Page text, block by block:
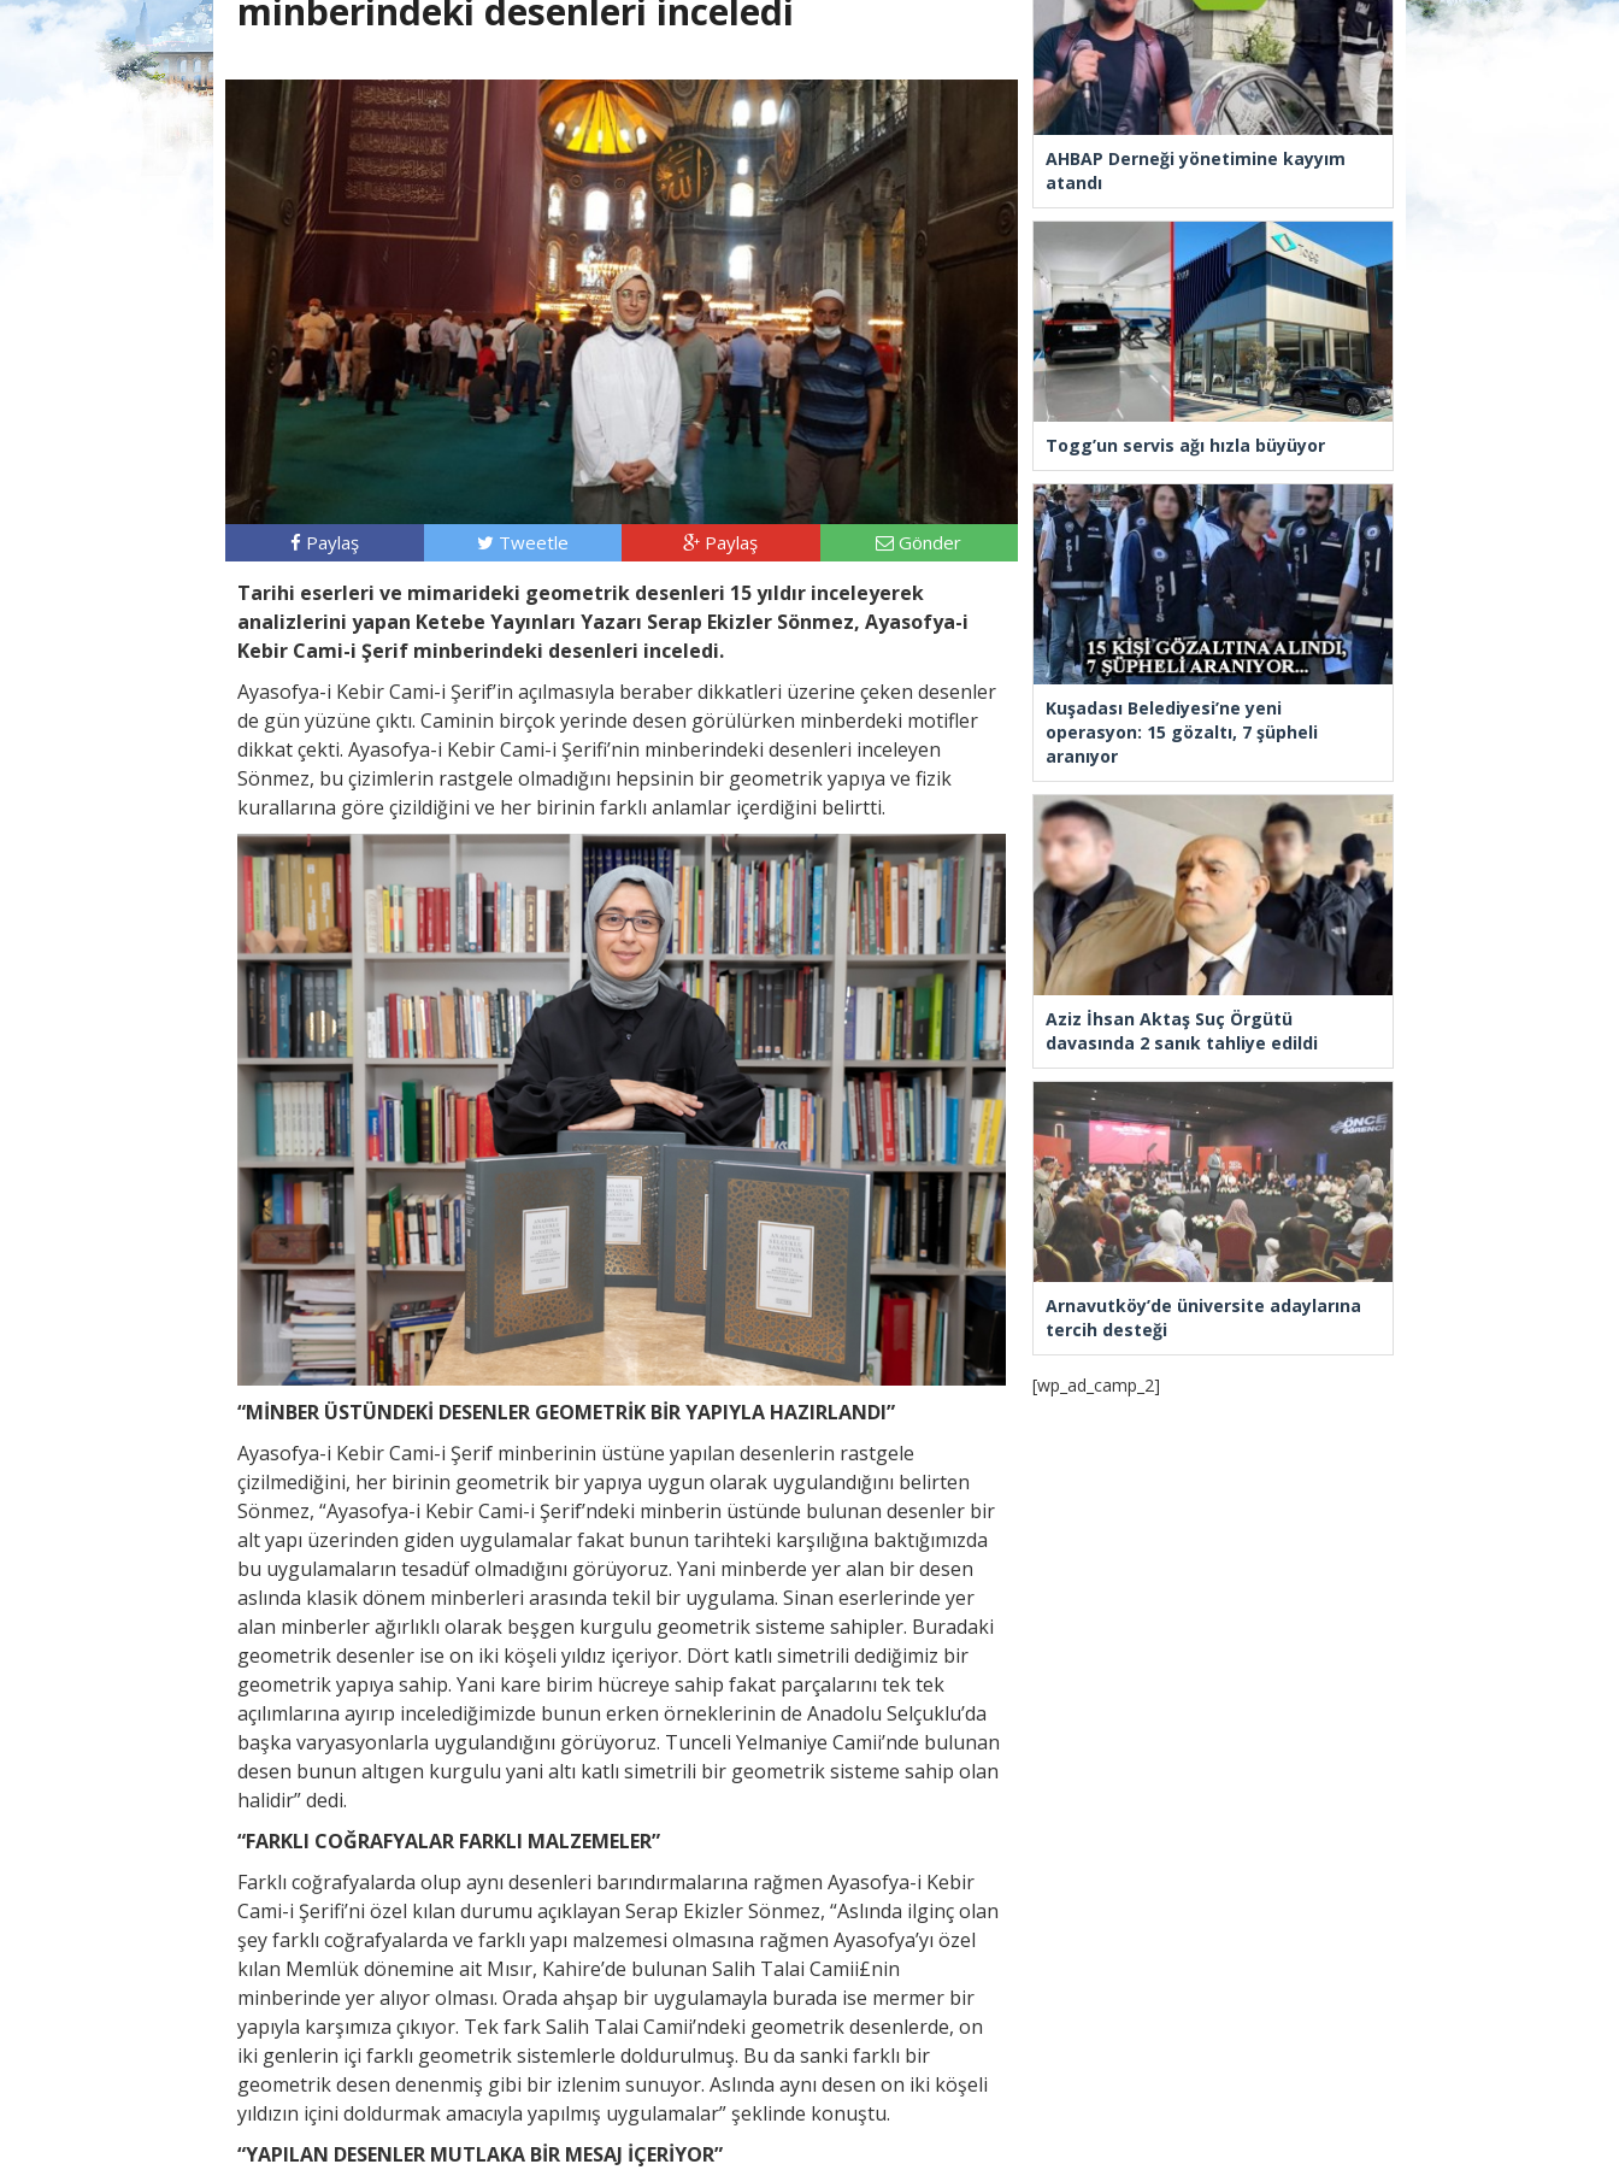
minberindeki desenleri inceledi
Paylaş Tweetle Paylaş Gönder
Tarihi eserleri ve mimarideki geometrik desenleri 15 yıldır inceleyerek
analizlerini yapan Ketebe Yayınları Yazarı Serap Ekizler Sönmez, Ayasofya-i
Kebir Cami-i Şerif minberindeki desenleri inceledi.
Ayasofya-i Kebir Cami-i Şerif’in açılmasıyla beraber dikkatleri üzerine çeken desenler
de gün yüzüne çıktı. Caminin birçok yerinde desen görülürken minberdeki motifler
dikkat çekti. Ayasofya-i Kebir Cami-i Şerifi’nin minberindeki desenleri inceleyen
Sönmez, bu çizimlerin rastgele olmadığını hepsinin bir geometrik yapıya ve fizik
kurallarına göre çizildiğini ve her birinin farklı anlamlar içerdiğini belirtti.
“MİNBER ÜSTÜNDEKİ DESENLER GEOMETRİK BİR YAPIYLA HAZIRLANDI”
Ayasofya-i Kebir Cami-i Şerif minberinin üstüne yapılan desenlerin rastgele
çizilmediğini, her birinin geometrik bir yapıya uygun olarak uygulandığını belirten
Sönmez, “Ayasofya-i Kebir Cami-i Şerif’ndeki minberin üstünde bulunan desenler bir
alt yapı üzerinden giden uygulamalar fakat bunun tarihteki karşılığına baktığımızda
bu uygulamaların tesadüf olmadığını görüyoruz. Yani minberde yer alan bir desen
aslında klasik dönem minberleri arasında tekil bir uygulama. Sinan eserlerinde yer
alan minberler ağırlıklı olarak beşgen kurgulu geometrik sisteme sahipler. Buradaki
geometrik desenler ise on iki köşeli yıldız içeriyor. Dört katlı simetrili dediğimiz bir
geometrik yapıya sahip. Yani kare birim hücreye sahip fakat parçalarını tek tek
açılımlarına ayırıp incelediğimizde bunun erken örneklerinin de Anadolu Selçuklu’da
başka varyasyonlarla uygulandığını görüyoruz. Tunceli Yelmaniye Camii’nde bulunan
desen bunun altıgen kurgulu yani altı katlı simetrili bir geometrik sisteme sahip olan
halidir” dedi.
“FARKLI COĞRAFYALAR FARKLI MALZEMELER”
Farklı coğrafyalarda olup aynı desenleri barındırmalarına rağmen Ayasofya-i Kebir
Cami-i Şerifi’ni özel kılan durumu açıklayan Serap Ekizler Sönmez, “Aslında ilginç olan
şey farklı coğrafyalarda ve farklı yapı malzemesi olmasına rağmen Ayasofya’yı özel
kılan Memlük dönemine ait Mısır, Kahire’de bulunan Salih Talai Camii£nin
minberinde yer alıyor olması. Orada ahşap bir uygulamayla burada ise mermer bir
yapıyla karşımıza çıkıyor. Tek fark Salih Talai Camii’ndeki geometrik desenlerde, on
iki genlerin içi farklı geometrik sistemlerle doldurulmuş. Bu da sanki farklı bir
geometrik desen denenmiş gibi bir izlenim sunuyor. Aslında aynı desen on iki köşeli
yıldızın içini doldurmak amacıyla yapılmış uygulamalar” şeklinde konuştu.
“YAPILAN DESENLER MUTLAKA BİR MESAJ İÇERİYOR”
AHBAP Derneği yönetimine kayyım
atandı
Togg’un servis ağı hızla büyüyor
Kuşadası Belediyesi’ne yeni
operasyon: 15 gözaltı, 7 şüpheli
aranıyor
Aziz İhsan Aktaş Suç Örgütü
davasında 2 sanık tahliye edildi
Arnavutköy’de üniversite adaylarına
tercih desteği
[wp_ad_camp_2]